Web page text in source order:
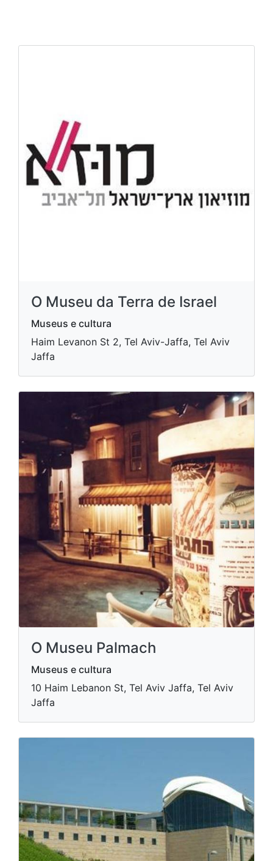
O Museu da Terra de Israel
Museus e cultura
Haim Levanon St 2, Tel Aviv-Jaffa, Tel Aviv
Jaffa
O Museu Palmach
Museus e cultura
10 Haim Lebanon St, Tel Aviv Jaffa, Tel Aviv
Jaffa